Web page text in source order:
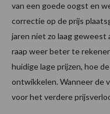
van een goede oogst en
correctie op de prijs
jaren niet zo laag geweest
raap weer beter te
huidige lage prijzen, hoe
ontwikkelen. Wanneer de
voor het verdere